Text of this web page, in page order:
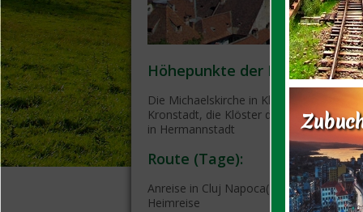
Höhepunkte der Reise:
Die Michaelskirche in Klausenburg, die
Kronstadt, die Klöster der Walachei, die
in Hermannstadt
Route (Tage):
Anreise in Cluj Napoca(1)-Sighisoara(1)-
Heimreise